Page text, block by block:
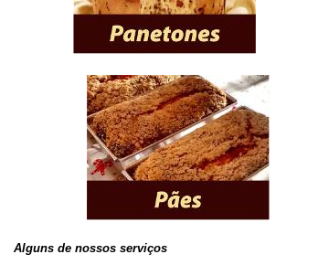
Alguns de nossos serviços